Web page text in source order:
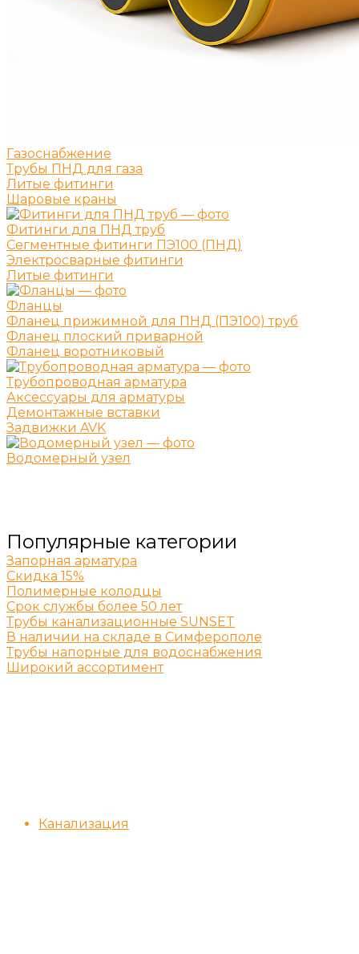
Газоснабжение
Трубы ПНД для газа
Литые фитинги
Шаровые краны
Фитинги для ПНД труб
Сегментные фитинги ПЭ100 (ПНД)
Электросварные фитинги
Литые фитинги
Фланцы
Фланец прижимной для ПНД (ПЭ100) труб
Фланец плоский приварной
Фланец воротниковый
Трубопроводная арматура
Аксессуары для арматуры
Демонтажные вставки
Задвижки AVK
Водомерный узел
Популярные категории
Запорная арматура
Скидка 15%
Полимерные колодцы
Срок службы более 50 лет
Трубы канализационные SUNSET
В наличии на складе в Симферополе
Трубы напорные для водоснабжения
Широкий ассортимент
Канализация